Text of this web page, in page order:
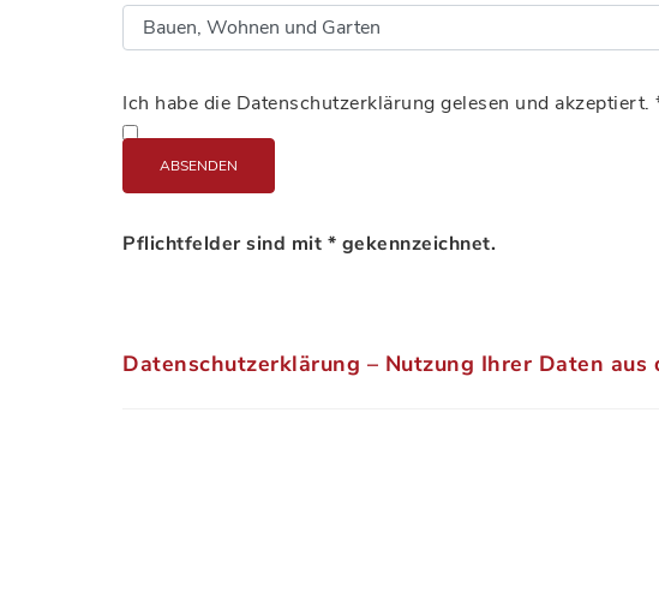
Ich habe die Datenschutzerklärung gelesen und akzeptiert.
ABSENDEN
Pflichtfelder sind mit * gekennzeichnet.
Datenschutzerklärung – Nutzung Ihrer Daten aus